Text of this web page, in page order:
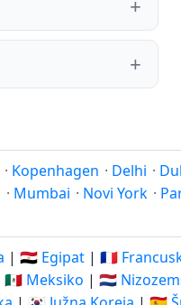
· Kopenhagen · Delhi ·
· Mumbai · Novi York ·
| 🇪🇬 Egipat | 🇫🇷
🇲🇽 Meksiko | 🇳🇱